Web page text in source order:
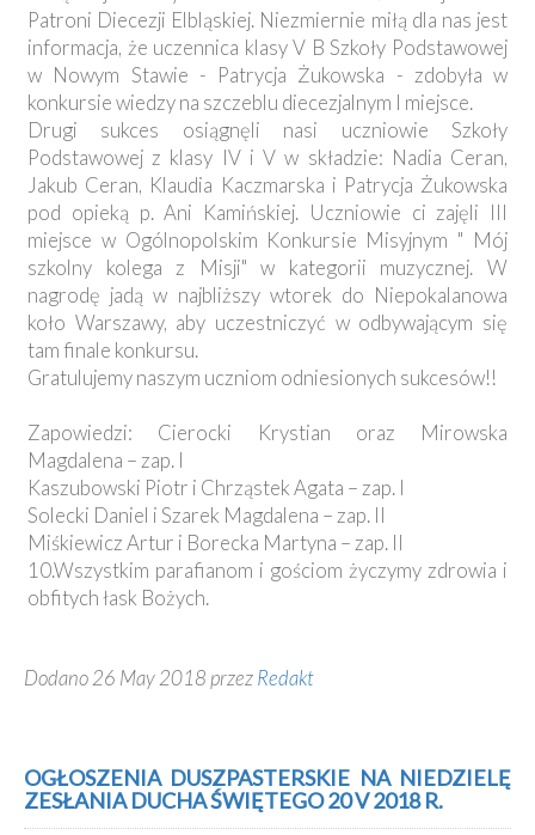
Patroni Diecezji Elbląskiej. Niezmiernie miłą dla nas jest
informacja, że uczennica klasy V B Szkoły Podstawowej
w Nowym Stawie - Patrycja Żukowska - zdobyła w
konkursie wiedzy na szczeblu diecezjalnym I miejsce.
Drugi sukces osiągnęli nasi uczniowie Szkoły
Podstawowej z klasy IV i V w składzie: Nadia Ceran,
Jakub Ceran, Klaudia Kaczmarska i Patrycja Żukowska
pod opieką p. Ani Kamińskiej. Uczniowie ci zajęli III
miejsce w Ogólnopolskim Konkursie Misyjnym " Mój
szkolny kolega z Misji" w kategorii muzycznej. W
nagrodę jadą w najbliższy wtorek do Niepokalanowa
koło Warszawy, aby uczestniczyć w odbywającym się
tam finale konkursu.
Gratulujemy naszym uczniom odniesionych sukcesów!!
Zapowiedzi: Cierocki Krystian oraz Mirowska
Magdalena – zap. I
Kaszubowski Piotr i Chrząstek Agata – zap. I
Solecki Daniel i Szarek Magdalena – zap. II
Miśkiewicz Artur i Borecka Martyna – zap. II
10.Wszystkim parafianom i gościom życzymy zdrowia i
obfitych łask Bożych.
Dodano 26 May 2018 przezRedakt
OGŁOSZENIA DUSZPASTERSKIE NA NIEDZIELĘ
ZESŁANIA DUCHA ŚWIĘTEGO 20 V 2018 R.